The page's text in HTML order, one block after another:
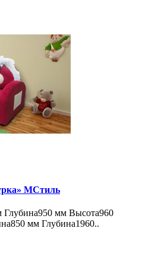
МСтиль
мм Высота960
мм Глубина1960..